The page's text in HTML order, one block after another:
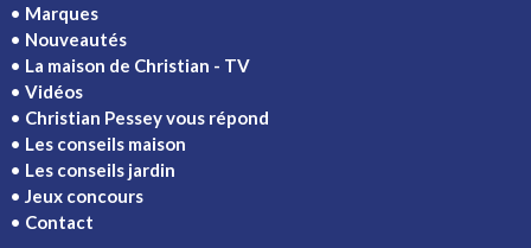
Marques
Nouveautés
La maison de Christian - TV
Vidéos
Christian Pessey vous répond
Les conseils maison
Les conseils jardin
Jeux concours
Contact